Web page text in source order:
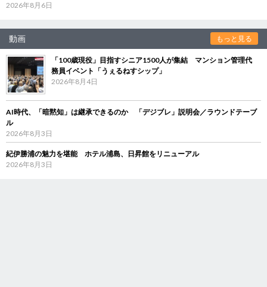
2026年8月6日
動画 もっと見る
「100歳現役」目指すシニア1500人が集結 マンション管理代
務員イベント「うぇるねすシップ」
2026年8月4日
AI時代、「暗黙知」は継承できるのか 「デジブレ」説明会／ラウンドテーブ
ル
2026年8月3日
紀伊勝浦の魅力を堪能 ホテル浦島、日昇館をリニューアル
2026年8月3日